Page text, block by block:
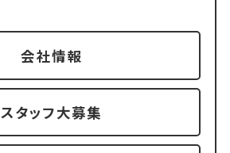
会社情報
スタッフ大募集